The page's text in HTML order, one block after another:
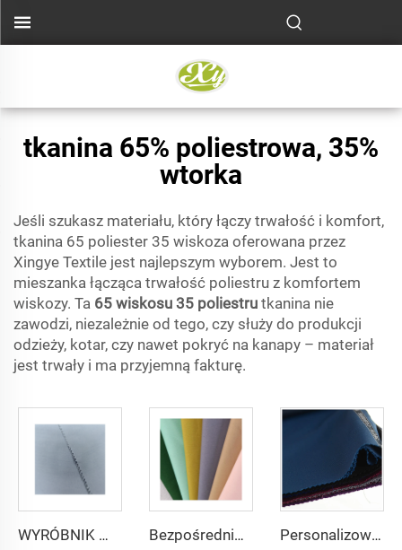
tkanina 65% poliestrowa, 35%
wtorka
Jeśli szukasz materiału, który łączy trwałość i komfort,
tkanina 65 poliester 35 wiskoza oferowana przez
Xingye Textile jest najlepszym wyborem. Jest to
mieszanka łącząca trwałość poliestru z komfortem
wiskozy. Ta 65 wiskosu 35 poliestru tkanina nie
zawodzi, niezależnie od tego, czy służy do produkcji
odzieży, kotar, czy nawet pokryć na kanapy – materiał
jest trwały i ma przyjemną fakturę.
WYRÓBNIK mikrofibrowej tkaniny dla mężczyzn z wirującego poliestru tkanina toyobo koszula arabski thobe Bezpośrednio z fabryki Poliester Gabardyna Tkanina/Twill Gabardyna Dla uniformów roboczych Personalizowane garnitury - tkanina na uniformy, kurtki wiatrowe, spodnie, tkanina na garnitury, poliestrowa tkanina gabardynowa dla męskich garniturów